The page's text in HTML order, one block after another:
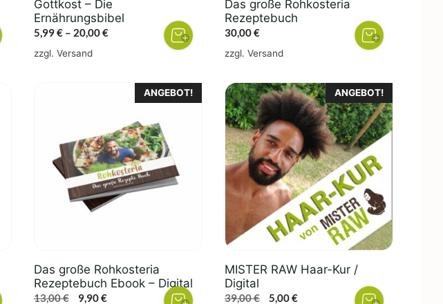
Gottkost – Die
Ernährungsbibel
5,99€ – 20,00€Preisspanne:
20,00 €
zzgl. Versand
Produktseite
gewählt
werden
Das große Rohkosteria
Rezeptebuch
30,00€
zzgl. Versand
ANGEBOT!
Das große Rohkosteria
Rezeptebuch Ebook – Digital
13,00€
Ursprünglicher
9,90€Aktueller
ANGEBOT!
MISTER RAW Haar-Kur /
Digital
39,00€
Ursprünglicher
5,00€Aktueller